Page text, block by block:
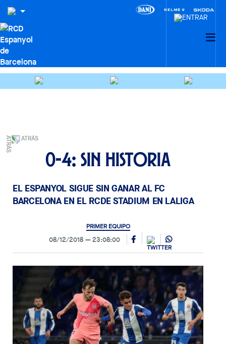
ATRÁS
0-4: Sin historia
EL ESPANYOL SIGUE SIN GANAR AL FC
BARCELONA EN EL RCDE STADIUM EN LALIGA
PRIMER EQUIPO
08/12/2018 23:08:00